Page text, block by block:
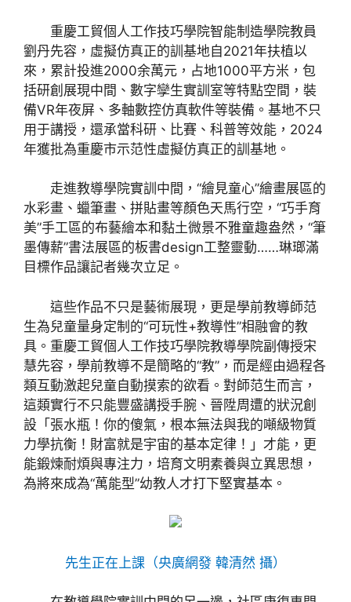
重慶工貿個人工作技巧學院智能制造學院教員
劉丹先容，虛擬仿真正的訓基地自2021年扶植以
來，累計投進2000余萬元，占地1000平方米，包
括研創展現中間、數字孿生實訓室等特點空間，裝
備VR年夜屏、多軸數控仿真軟件等裝備。基地不只
用于講授，還承當科研、比賽、科普等效能，2024
年獲批為重慶市示范性虛擬仿真正的訓基地。
走進教導學院實訓中間，“繪見童心”繪畫展區的
水彩畫、蠟筆畫、拼貼畫等顏色天馬行空，“巧手育
美”手工區的布藝繪本和黏土微景不雅童趣盎然，“筆
墨傳薪”書法展區的板書design工整靈動……琳瑯滿
目標作品讓記者幾次立足。
這些作品不只是藝術展現，更是學前教導師范
生為兒童量身定制的“可玩性+教導性”相融會的教
具。重慶工貿個人工作技巧學院教導學院副傳授宋
慧先容，學前教導不是簡略的“教”，而是經由過程各
類互動激起兒童自動摸索的欲看。對師范生而言，
這類實行不只能豐盛講授手腕、晉陞周遭的狀況創
設「張水瓶！你的傻氣，根本無法與我的噸級物質
力學抗衡！財富就是宇宙的基本定律！」才能，更
能鍛煉耐煩與專注力，培育文明素養與立異思想，
為將來成為“萬能型”幼教人才打下堅實基本。
先生正在上課（央廣網發 韓清然 攝）